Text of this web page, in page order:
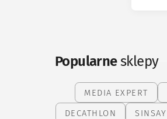
Popularnesklepy
MEDIA EXPERT
DECATHLON
SINSAY